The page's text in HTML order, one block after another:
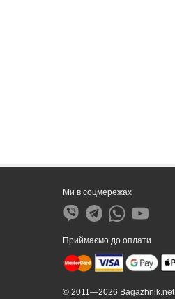
Ми в соцмережах
Приймаємо до оплати
© 2011—2026 Bagazhnik.net